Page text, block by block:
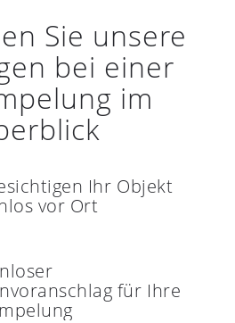
Sie unsere
bei einer
im
Ihr Objekt
vor Ort
für Ihre